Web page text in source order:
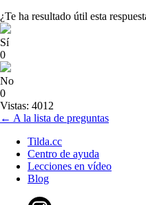
¿Te ha resultado útil esta
Sí
0
No
0
Vistas: 4012
← A la lista de preguntas
Tilda.cc
Centro de ayuda
Lecciones en vídeo
Blog